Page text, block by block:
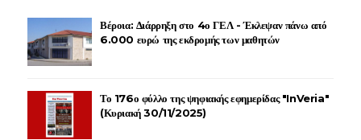
Βέροια: Διάρρηξη στο 4ο ΓΕΛ - Έκλεψαν πάνω από
6.000 ευρώ της εκδρομής των μαθητών
Το 176ο φύλλο της ψηφιακής εφημερίδας "InVeria"
(Κυριακή 30/11/2025)